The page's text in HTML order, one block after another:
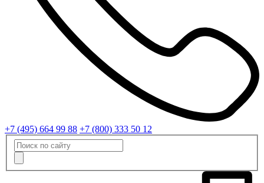
+7 (495) 664 99 88 +7 (800) 333 50 12